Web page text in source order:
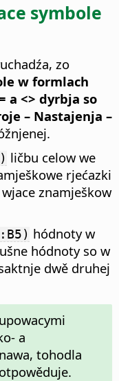
symbole
zo
w formlach
a <> dyrbja so
– Nastajenja –
ličbu celow we
rjećazki
znamješkow
hódnoty w
hódnoty so w
dwě druhej
a
tohodla